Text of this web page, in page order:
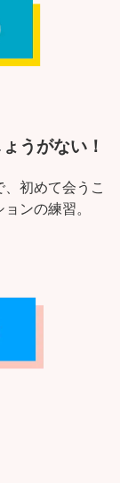
うがない！
初めて会うこ
ンの練習。